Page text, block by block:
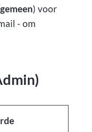
) voor
- om